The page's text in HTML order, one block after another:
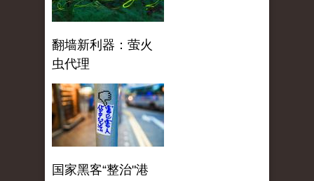
翻墙新利器：萤火
虫代理
国家黑客“整治"港